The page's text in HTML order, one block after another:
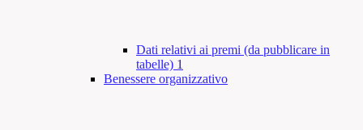
Dati relativi ai premi (da pubblicare in
tabelle) 1
Benessere organizzativo